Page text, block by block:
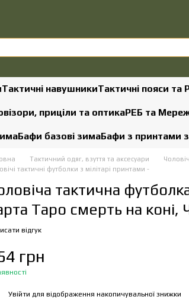
Тактичні навушникиТактичні пояси та
приціли та оптикаРЕБ та
Бафи базові зимаБафи з принтами
Тактичний одяг, взуття та аксесуари
тактичні футболки з мілітарі принтами -
тактична
Таро смерть на коні,
відгук
грн
Увійти для відображення накопичувальної знижки